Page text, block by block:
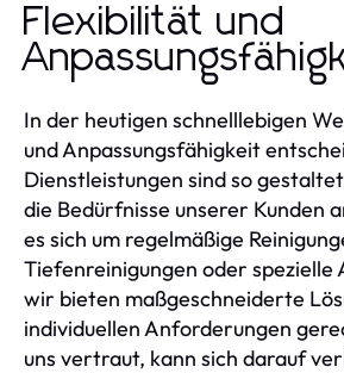
Flexibilität und
In der heutigen schnelllebigen
und Anpassungsfähigkeit
Dienstleistungen sind so
die Bedürfnisse unserer Kunden
es sich um regelmäßige
Tiefenreinigungen oder spezielle
wir bieten maßgeschneiderte
individuellen Anforderungen
uns vertraut, kann sich darauf